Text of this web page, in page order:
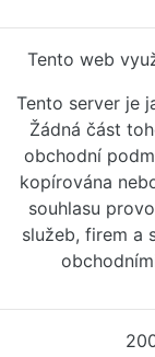
Tento web
Tento server je
Žádná část
obchodní
kopírována
souhlasu
služeb, firem a